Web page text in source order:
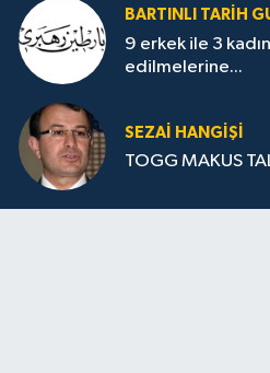
BARTINLI TARIH
9 erkek ile 3
edilmelerine...
SEZAI HANGİŞİ
TOGG MAKUS